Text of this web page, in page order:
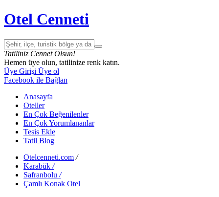
Otel Cenneti
Tatiliniz Cennet Olsun!
Hemen üye olun, tatilinize renk katın.
Üye Girişi Üye ol
Facebook ile Bağlan
Anasayfa
Oteller
En Çok Beğenilenler
En Çok Yorumlananlar
Tesis Ekle
Tatil Blog
Otelcenneti.com /
Karabük /
Safranbolu /
Çamlı Konak Otel